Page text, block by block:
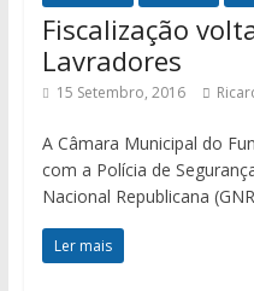
Fiscalização
Lavradores
15 Setembro, 2016
A Câmara Municipal do
com a Polícia de
Nacional Republicana
Ler mais